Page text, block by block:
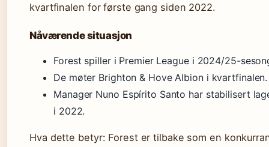
kvartfinalen for første gang siden 2022.
Nåværende situasjon
Forest spiller i Premier League i 2024/25-
De møter Brighton & Hove Albion i kvartfinalen.
Manager Nuno Espírito Santo har stabilisert
i 2022.
Hva dette betyr: Forest er tilbake som en